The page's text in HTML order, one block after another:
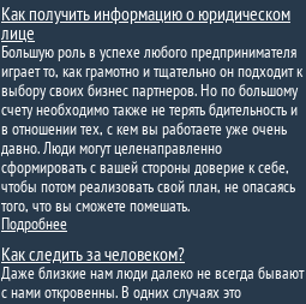
Как получить информацию о юридическом
лице
Большую роль в успехе любого предпринимателя
играет то, как грамотно и тщательно он подходит к
выбору своих бизнес партнеров. Но по большому
счету необходимо также не терять бдительность и
в отношении тех, с кем вы работаете уже очень
давно. Люди могут целенаправленно
сформировать с вашей стороны доверие к себе,
чтобы потом реализовать свой план, не опасаясь
того, что вы сможете помешать.
Подробнее
Как следить за человеком?
Даже близкие нам люди далеко не всегда бывают
с нами откровенны. В одних случаях это